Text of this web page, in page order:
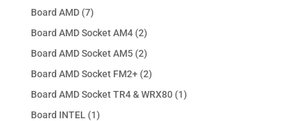
productos
Board AMD 77
productos
Board AMD Socket AM4 22
productos
Board AMD Socket AM5 22
productos
Board AMD Socket FM2+ 22
productos
Board AMD Socket TR4 & WRX80 11
Board INTEL 11